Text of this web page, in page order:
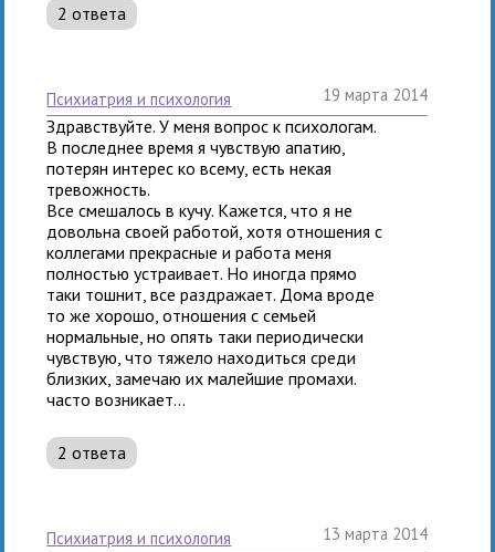
2 ответа
психиатрия и психология 19 марта 2014
Здравствуйте. У меня вопрос к психологам.
В последнее время я чувствую апатию,
потерян интерес ко всему, есть некая
тревожность.
Все смешалось в кучу. Кажется, что я не
довольна своей работой, хотя отношения с
коллегами прекрасные и работа меня
полностью устраивает. Но иногда прямо
таки тошнит, все раздражает. Дома вроде
то же хорошо, отношения с семьей
нормальные, но опять таки периодически
чувствую, что тяжело находиться среди
близких, замечаю их малейшие промахи.
часто возникает...
2 ответа
психиатрия и психология 13 марта 2014